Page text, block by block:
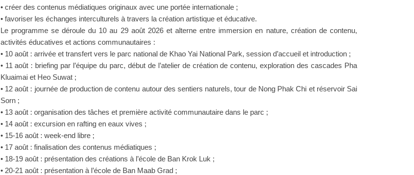
• créer des contenus médiatiques originaux avec une portée internationale ;
• favoriser les échanges interculturels à travers la création artistique et éducative.
Le programme se déroule du 10 au 29 août 2026 et alterne entre immersion en nature, création de contenu,
activités éducatives et actions communautaires :
• 10 août : arrivée et transfert vers le parc national de Khao Yai National Park, session d’accueil et introduction ;
• 11 août : briefing par l’équipe du parc, début de l’atelier de création de contenu, exploration des cascades Pha
Kluaimai et Heo Suwat ;
• 12 août : journée de production de contenu autour des sentiers naturels, tour de Nong Phak Chi et réservoir Sai
Sorn ;
• 13 août : organisation des tâches et première activité communautaire dans le parc ;
• 14 août : excursion en rafting en eaux vives ;
• 15-16 août : week-end libre ;
• 17 août : finalisation des contenus médiatiques ;
• 18-19 août : présentation des créations à l’école de Ban Krok Luk ;
• 20-21 août : présentation à l’école de Ban Maab Grad ;